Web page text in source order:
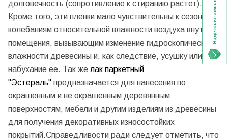
долговечность (сопротивление к стиранию растет).
Кроме того, эти пленки мало чувствительны к сезонным
колебаниям относительной влажности воздуха внутри
помещения, вызывающим изменение гидроскопической
влажности древесины и, как следствие, усушку или
набухание ее. Так же лак паркетный
"Эстераль" предназначается для нанесения по
окрашенным и не окрашенным деревянным
поверхностям, мебели и другим изделиям из древесины
для получения декоративных износостойких
покрытий.Справедливости ради следует отметить, что